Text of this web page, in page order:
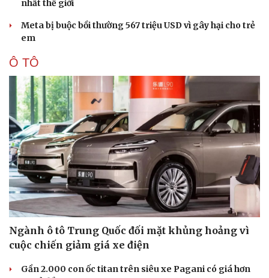
Sức khỏe
Cây thuốc
Sản phụ khoa
Nam khoa
Đời sống
Blog
Tình yêu - Gia đình
nhất thế giới
Meta bị buộc bồi thường 567 triệu USD vì gây hại cho trẻ
em
Ô TÔ
Ngành ô tô Trung Quốc đối mặt khủng hoảng vì
cuộc chiến giảm giá xe điện
Gần 2.000 con ốc titan trên siêu xe Pagani có giá hơn